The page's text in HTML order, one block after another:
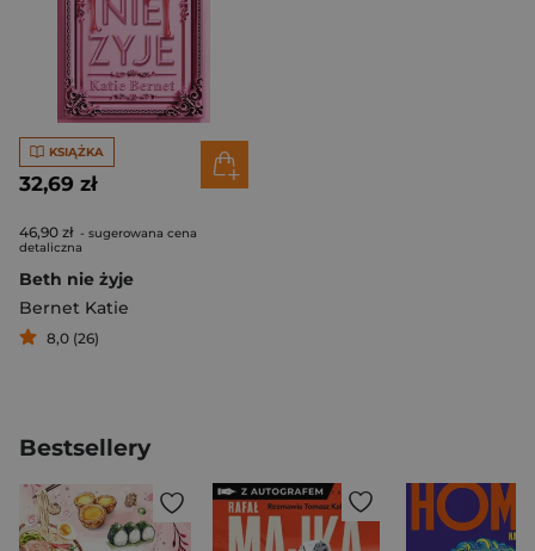
KSIĄŻKA
32,69 zł
46,90 zł - sugerowana cena
detaliczna
Beth nie żyje
Bernet Katie
8,0 (26)
Bestsellery